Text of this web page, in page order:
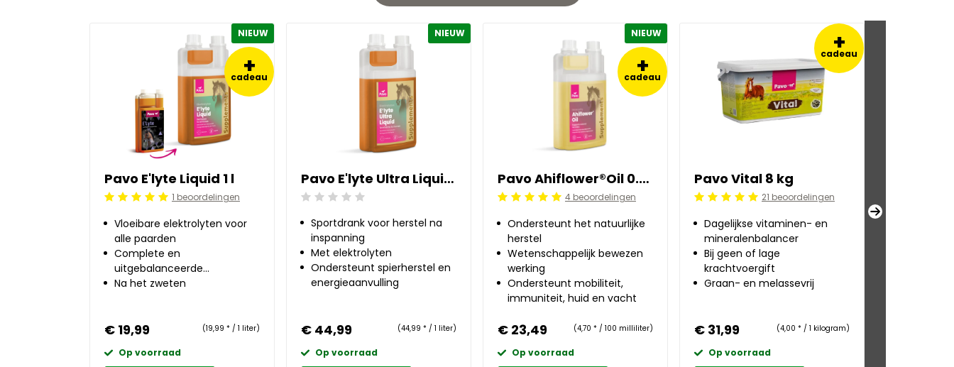
NIEUW
+
cadeau
Pavo E'lyte Liquid 1 l
Beoordeling: 5/51 beoordelingen
Vloeibare elektrolyten voor
alle paarden
Complete en
uitgebalanceerde
elektrolytenmix
Na het zweten
€ 19,99 (19,99 * / 1 liter)
Op voorraad
NIEUW
Pavo E'lyte Ultra Liquid 1 l
Beoordeling: 0/5
Sportdrank voor herstel na
inspanning
Met elektrolyten
Ondersteunt spierherstel en
energieaanvulling
€ 44,99 (44,99 * / 1 liter)
Op voorraad
NIEUW
+
cadeau
Pavo Ahiflower®Oil 0.5 l
Beoordeling: 5/54 beoordelingen
Ondersteunt het natuurlijke
herstel
Wetenschappelijk bewezen
werking
Ondersteunt mobiliteit,
immuniteit, huid en vacht
€ 23,49 (4,70 * / 100 milliliter)
Op voorraad
+
cadeau
Pavo Vital 8 kg
Beoordeling: 5/521 beoordelingen
Dagelijkse vitaminen- en
mineralenbalancer
Bij geen of lage
krachtvoergift
Graan- en melassevrij
€ 31,99 (4,00 * / 1 kilogram)
Op voorraad